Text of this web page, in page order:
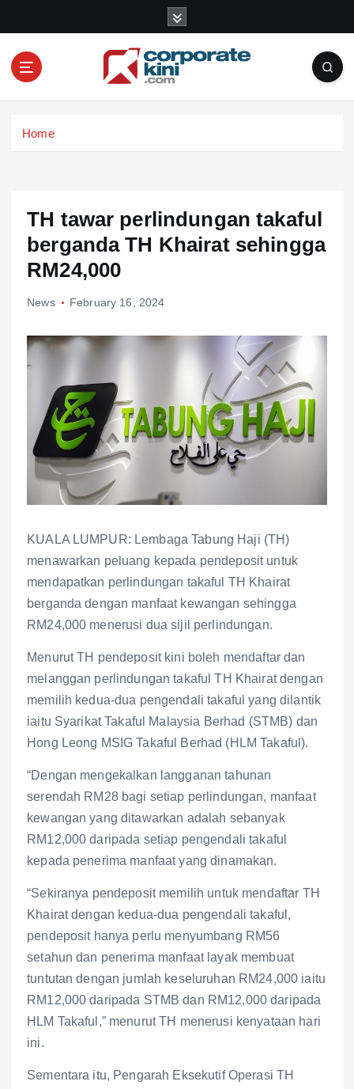
o
Home
TH tawar perlindungan takaful
berganda TH Khairat sehingga
RM24,000
News February 16, 2024
KUALA LUMPUR: Lembaga Tabung Haji (TH)
menawarkan peluang kepada pendeposit untuk
mendapatkan perlindungan takaful TH Khairat
berganda dengan manfaat kewangan sehingga
RM24,000 menerusi dua sijil perlindungan.
Menurut TH pendeposit kini boleh mendaftar dan
melanggan perlindungan takaful TH Khairat dengan
memilih kedua-dua pengendali takaful yang dilantik
iaitu Syarikat Takaful Malaysia Berhad (STMB) dan
Hong Leong MSIG Takaful Berhad (HLM Takaful).
“Dengan mengekalkan langganan tahunan
serendah RM28 bagi setiap perlindungan, manfaat
kewangan yang ditawarkan adalah sebanyak
RM12,000 daripada setiap pengendali takaful
kepada penerima manfaat yang dinamakan.
“Sekiranya pendeposit memilih untuk mendaftar TH
Khairat dengan kedua-dua pengendali takaful,
pendeposit hanya perlu menyumbang RM56
setahun dan penerima manfaat layak membuat
tuntutan dengan jumlah keseluruhan RM24,000 iaitu
RM12,000 daripada STMB dan RM12,000 daripada
HLM Takaful,” menurut TH menerusi kenyataan hari
ini.
Sementara itu, Pengarah Eksekutif Operasi TH